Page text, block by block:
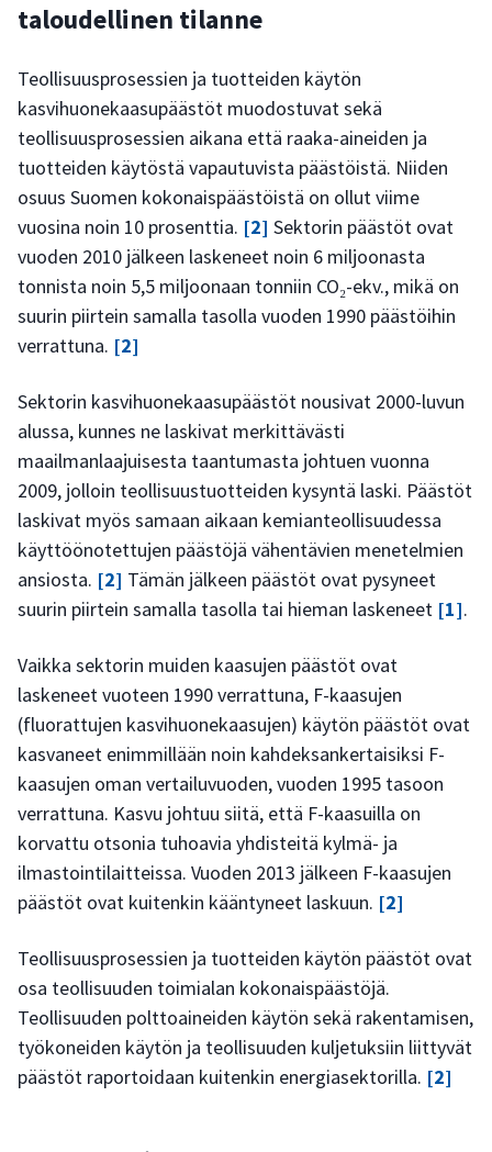
taloudellinen tilanne
Teollisuusprosessien ja tuotteiden käytön
kasvihuonekaasupäästöt muodostuvat sekä
teollisuusprosessien aikana että raaka-aineiden ja
tuotteiden käytöstä vapautuvista päästöistä. Niiden
osuus Suomen kokonaispäästöistä on ollut viime
vuosina noin 10 prosenttia. [2] Sektorin päästöt ovat
vuoden 2010 jälkeen laskeneet noin 6 miljoonasta
tonnista noin 5,5 miljoonaan tonniin CO₂-ekv., mikä on
suurin piirtein samalla tasolla vuoden 1990 päästöihin
verrattuna. [2]
Sektorin kasvihuonekaasupäästöt nousivat 2000-luvun
alussa, kunnes ne laskivat merkittävästi
maailmanlaajuisesta taantumasta johtuen vuonna
2009, jolloin teollisuustuotteiden kysyntä laski. Päästöt
laskivat myös samaan aikaan kemianteollisuudessa
käyttöönotettujen päästöjä vähentävien menetelmien
ansiosta. [2] Tämän jälkeen päästöt ovat pysyneet
suurin piirtein samalla tasolla tai hieman laskeneet [1].
Vaikka sektorin muiden kaasujen päästöt ovat
laskeneet vuoteen 1990 verrattuna, F-kaasujen
(fluorattujen kasvihuonekaasujen) käytön päästöt ovat
kasvaneet enimmillään noin kahdeksankertaisiksi F-
kaasujen oman vertailuvuoden, vuoden 1995 tasoon
verrattuna. Kasvu johtuu siitä, että F-kaasuilla on
korvattu otsonia tuhoavia yhdisteitä kylmä- ja
ilmastointilaitteissa. Vuoden 2013 jälkeen F-kaasujen
päästöt ovat kuitenkin kääntyneet laskuun. [2]
Teollisuusprosessien ja tuotteiden käytön päästöt ovat
osa teollisuuden toimialan kokonaispäästöjä.
Teollisuuden polttoaineiden käytön sekä rakentamisen,
työkoneiden käytön ja teollisuuden kuljetuksiin liittyvät
päästöt raportoidaan kuitenkin energiasektorilla. [2]